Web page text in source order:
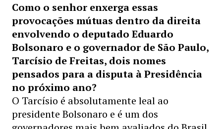
Como o senhor enxerga essas
provocações mútuas dentro da direita
envolvendo o deputado Eduardo
Bolsonaro e o governador de São Paulo,
Tarcísio de Freitas, dois nomes
pensados para a disputa à Presidência
no próximo ano?
O Tarcísio é absolutamente leal ao
presidente Bolsonaro e é um dos